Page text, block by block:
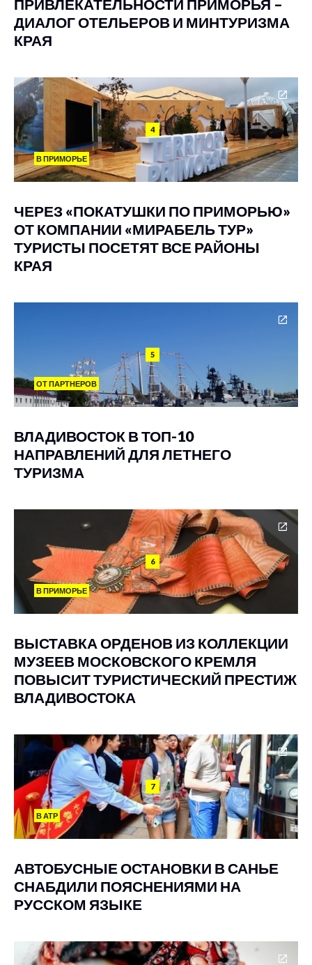
ПРИВЛЕКАТЕЛЬНОСТИ ПРИМОРЬЯ –
ДИАЛОГ ОТЕЛЬЕРОВ И МИНТУРИЗМА
КРАЯ
4
В ПРИМОРЬЕ
ЧЕРЕЗ «ПОКАТУШКИ ПО ПРИМОРЬЮ»
ОТ КОМПАНИИ «МИРАБЕЛЬ ТУР»
ТУРИСТЫ ПОСЕТЯТ ВСЕ РАЙОНЫ
КРАЯ
5
ОТ ПАРТНЕРОВ
ВЛАДИВОСТОК В ТОП-10
НАПРАВЛЕНИЙ ДЛЯ ЛЕТНЕГО
ТУРИЗМА
6
В ПРИМОРЬЕ
ВЫСТАВКА ОРДЕНОВ ИЗ КОЛЛЕКЦИИ
МУЗЕЕВ МОСКОВСКОГО КРЕМЛЯ
ПОВЫСИТ ТУРИСТИЧЕСКИЙ ПРЕСТИЖ
ВЛАДИВОСТОКА
7
В АТР
АВТОБУСНЫЕ ОСТАНОВКИ В САНЬЕ
СНАБДИЛИ ПОЯСНЕНИЯМИ НА
РУССКОМ ЯЗЫКЕ